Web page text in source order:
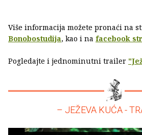
Više informacija možete pronaći na
Bonobostudija, kao i na facebook
Pogledajte i jednominutni trailer
– JEŽEVA KUĆA -